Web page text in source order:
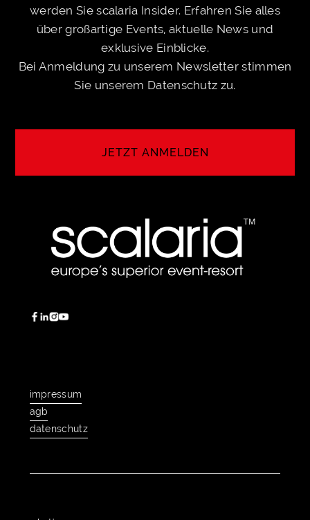
werden Sie scalaria Insider. Erfahren Sie alles
über großartige Events, aktuelle News und
exklusive Einblicke.
Bei Anmeldung zu unserem Newsletter stimmen
Sie unserem Datenschutz zu.
JETZT ANMELDEN
impressum
impressum
agb
agb
datenschutz